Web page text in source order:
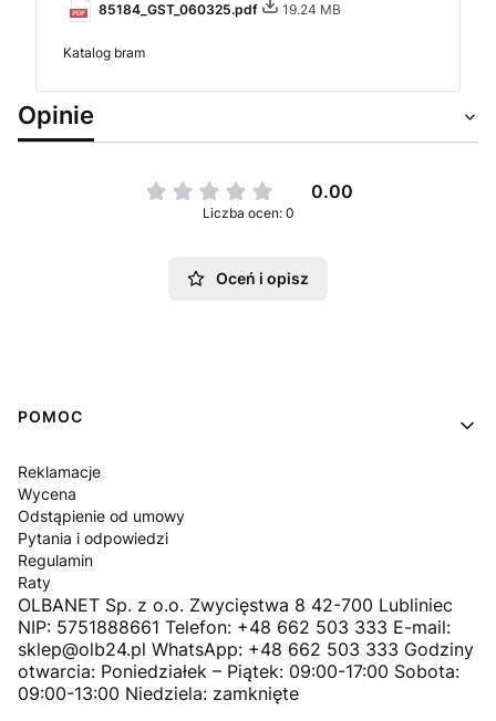
85184_GST_060325.pdf 19.24 MB
Katalog bram
Opinie
0.00
Liczba ocen: 0
Oceń i opisz
Linki w stopce
POMOC
Reklamacje
Wycena
Odstąpienie od umowy
Pytania i odpowiedzi
Regulamin
Raty
OLBANET Sp. z o.o. Zwycięstwa 8 42-700 Lubliniec
NIP: 5751888661 Telefon: +48 662 503 333 E-mail:
sklep@olb24.pl WhatsApp: +48 662 503 333 Godziny
otwarcia: Poniedziałek – Piątek: 09:00-17:00 Sobota:
09:00-13:00 Niedziela: zamknięte